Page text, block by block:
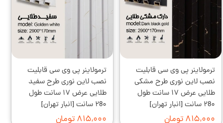
ترمولاینر پی وی سی قابلیت
نصب لاین نوری طرح مشکی
طلایی عرض ۱۷ سانت طول
۲8۰ سانت [انبار تهران]
۸۱۵,۰۰۰ تومان
ترمولاینر پی وی سی قابلیت
نصب لاین نوری طرح سفید
طلایی عرض ۱۷ سانت طول
۲8۰ سانت [انبار تهران]
۸۱۵,۰۰۰ تومان